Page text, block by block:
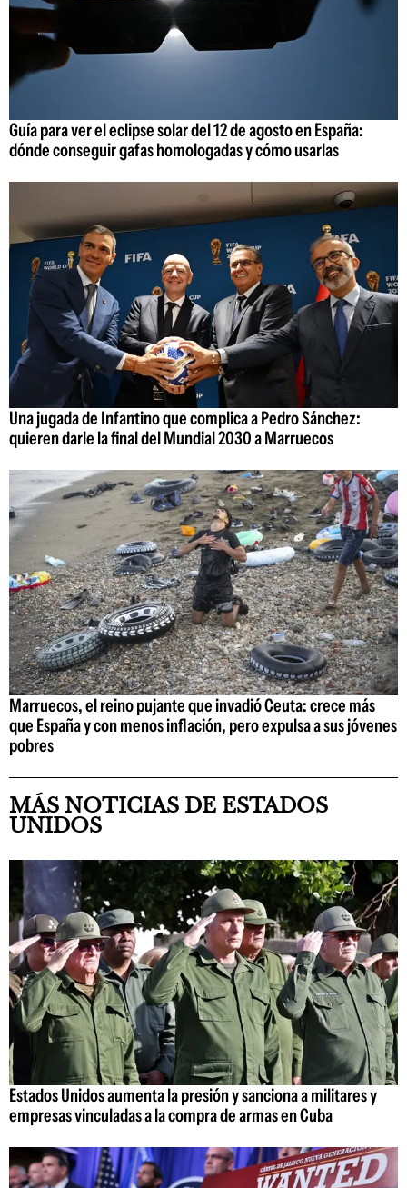
Guía para ver el eclipse solar del 12 de agosto en España:
dónde conseguir gafas homologadas y cómo usarlas
Una jugada de Infantino que complica a Pedro Sánchez:
quieren darle la final del Mundial 2030 a Marruecos
Marruecos, el reino pujante que invadió Ceuta: crece más
que España y con menos inflación, pero expulsa a sus jóvenes
pobres
MÁS NOTICIAS DE ESTADOS
UNIDOS
Estados Unidos aumenta la presión y sanciona a militares y
empresas vinculadas a la compra de armas en Cuba